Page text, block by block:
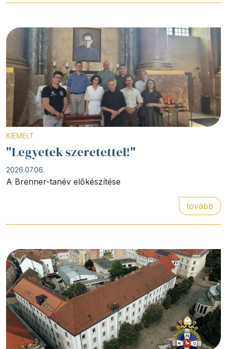
KIEMELT
"Legyetek szeretettel!"
2026.07.06.
A Brenner-tanév előkészítése
tovább